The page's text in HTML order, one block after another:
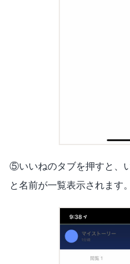
⑤いいねのタブを押すと、
と名前が一覧表示されます。